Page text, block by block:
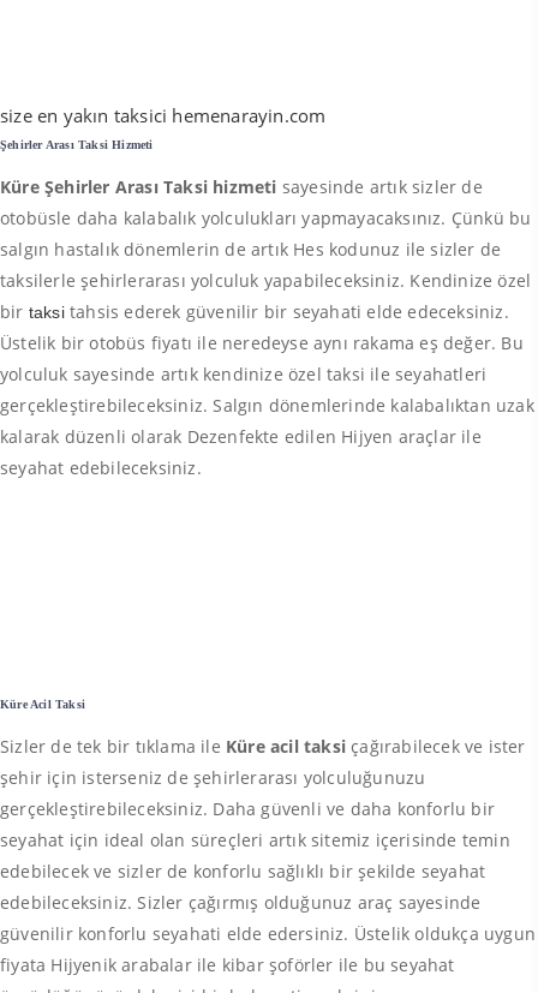
size en yakın taksici hemenarayin.com
Şehirler Arası Taksi Hizmeti
Küre Şehirler Arası Taksi hizmeti sayesinde artık sizler de
otobüsle daha kalabalık yolculukları yapmayacaksınız. Çünkü bu
salgın hastalık dönemlerin de artık Hes kodunuz ile sizler de
taksilerle şehirlerarası yolculuk yapabileceksiniz. Kendinize özel
bir taksitahsis ederek güvenilir bir seyahati elde edeceksiniz.
Üstelik bir otobüs fiyatı ile neredeyse aynı rakama eş değer. Bu
yolculuk sayesinde artık kendinize özel taksi ile seyahatleri
gerçekleştirebileceksiniz. Salgın dönemlerinde kalabalıktan uzak
kalarak düzenli olarak Dezenfekte edilen Hijyen araçlar ile
seyahat edebileceksiniz.
Küre Acil Taksi
Sizler de tek bir tıklama ile Küre acil taksi çağırabilecek ve ister
şehir için isterseniz de şehirlerarası yolculuğunuzu
gerçekleştirebileceksiniz. Daha güvenli ve daha konforlu bir
seyahat için ideal olan süreçleri artık sitemiz içerisinde temin
edebilecek ve sizler de konforlu sağlıklı bir şekilde seyahat
edebileceksiniz. Sizler çağırmış olduğunuz araç sayesinde
güvenilir konforlu seyahati elde edersiniz. Üstelik oldukça uygun
fiyata Hijyenik arabalar ile kibar şoförler ile bu seyahat